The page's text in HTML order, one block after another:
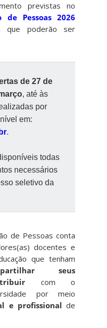
previstas no
de Pessoas 2026
poderão ser
de 27 de
, até às
por
em:
.
todas
necessários
seletivo da
de Pessoas conta
docentes e
que tenham
seus
com o
por meio
e profissional de